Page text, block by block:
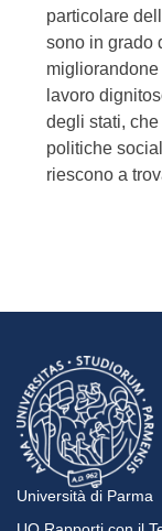
particolare
sono in grado
migliorandone
lavoro
degli stati,
politiche
riescono a
Università di Parma